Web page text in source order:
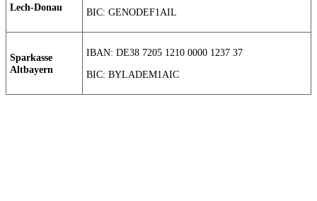
Lech-Donau
BIC: GENODEF1AIL
Sparkasse
Altbayern
IBAN: DE38 7205 1210 0000 1237 37
BIC: BYLADEM1AIC